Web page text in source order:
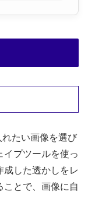
たい画像を選び
イプツールを使っ
成した透かしをレ
ことで、画像に自